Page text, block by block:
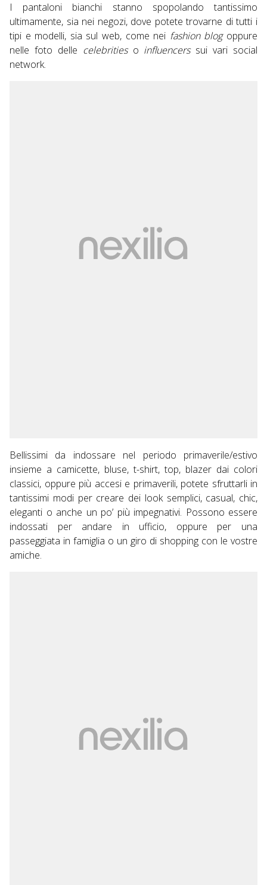
I pantaloni bianchi stanno spopolando tantissimo
ultimamente, sia nei negozi, dove potete trovarne di tutti i
tipi e modelli, sia sul web, come nei fashion blogoppure
nelle foto delle celebritieso influencerssui vari social
network.
Bellissimi da indossare nel periodo primaverile/estivo
insieme a camicette, bluse, t-shirt, top, blazer dai colori
classici, oppure più accesi e primaverili, potete sfruttarli in
tantissimi modi per creare dei look semplici, casual, chic,
eleganti o anche un po’ più impegnativi. Possono essere
indossati per andare in ufficio, oppure per una
passeggiata in famiglia o un giro di shopping con le vostre
amiche.